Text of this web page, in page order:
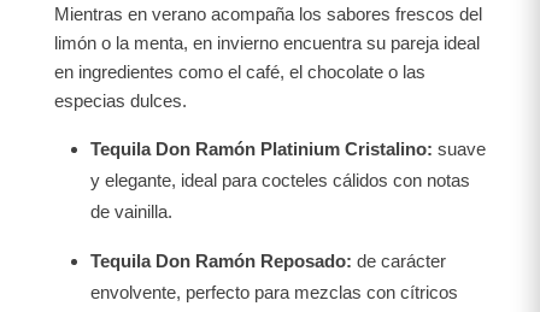
Mientras en verano acompaña los sabores frescos del
limón o la menta, en invierno encuentra su pareja ideal
en ingredientes como el café, el chocolate o las
especias dulces.
Tequila Don Ramón Platinium Cristalino: suave
y elegante, ideal para cocteles cálidos con notas
de vainilla.
Tequila Don Ramón Reposado: de carácter
envolvente, perfecto para mezclas con cítricos